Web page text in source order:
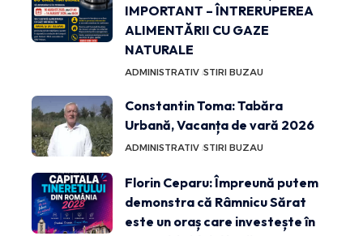
IMPORTANT – ÎNTRERUPEREA
ALIMENTĂRII CU GAZE
NATURALE
ADMINISTRATIV STIRI BUZAU
Constantin Toma: Tabăra
Urbană, Vacanța de vară 2026
ADMINISTRATIV STIRI BUZAU
Florin Ceparu: Împreună putem
demonstra că Râmnicu Sărat
este un oraș care investește în